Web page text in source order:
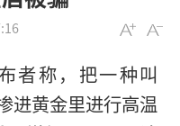
者称，把一种叫
黄金里进行高温